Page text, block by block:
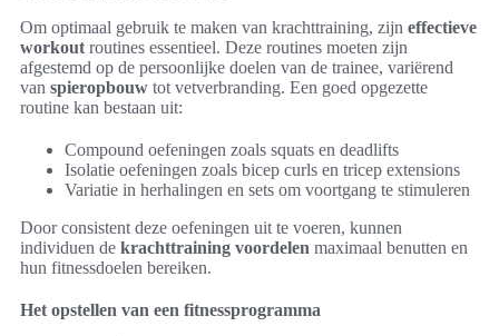
Om optimaal gebruik te maken van krachttraining, zijn effectieve
workout routines essentieel. Deze routines moeten zijn
afgestemd op de persoonlijke doelen van de trainee, variërend
van spieropbouw tot vetverbranding. Een goed opgezette
routine kan bestaan uit:
Compound oefeningen zoals squats en deadlifts
Isolatie oefeningen zoals bicep curls en tricep extensions
Variatie in herhalingen en sets om voortgang te stimuleren
Door consistent deze oefeningen uit te voeren, kunnen
individuen de krachttraining voordelen maximaal benutten en
hun fitnessdoelen bereiken.
Het opstellen van een fitnessprogramma